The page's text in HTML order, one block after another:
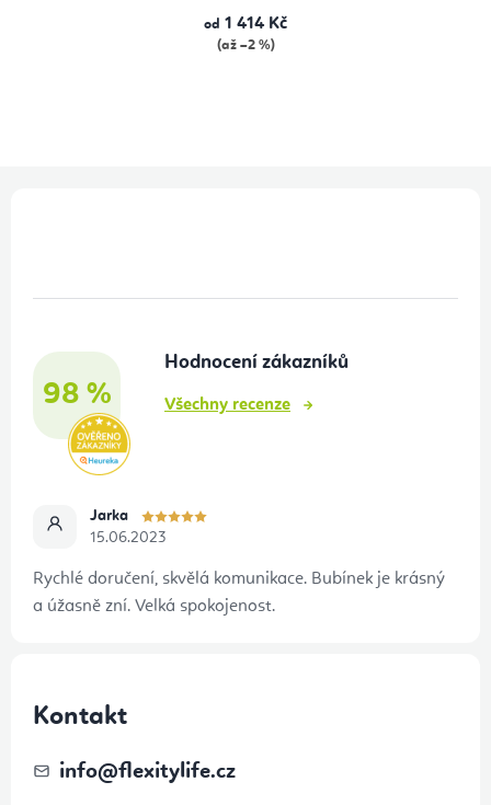
od 1 414 Kč
(až –2 %)
98 %
Hodnocení zákazníků
Všechny recenze
Jarka
15.06.2023
Rychlé doručení, skvělá komunikace. Bubínek je krásný
a úžasně zní. Velká spokojenost.
Kontakt
info@flexitylife.cz